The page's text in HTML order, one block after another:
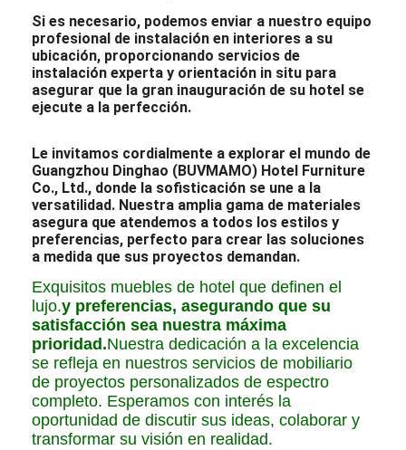
Si es necesario, podemos enviar a nuestro equipo
profesional de instalación en interiores a su
ubicación, proporcionando servicios de
instalación experta y orientación in situ para
asegurar que la gran inauguración de su hotel se
ejecute a la perfección.
Le invitamos cordialmente a explorar el mundo de
Guangzhou Dinghao (BUVMAMO) Hotel Furniture
Co., Ltd., donde la sofisticación se une a la
versatilidad. Nuestra amplia gama de materiales
asegura que atendemos a todos los estilos y
preferencias, perfecto para crear las soluciones
a medida que sus proyectos demandan.
Exquisitos muebles de hotel que definen el
lujo.y preferencias, asegurando que su
satisfacción sea nuestra máxima
prioridad.Nuestra dedicación a la excelencia
se refleja en nuestros servicios de mobiliario
de proyectos personalizados de espectro
completo. Esperamos con interés la
oportunidad de discutir sus ideas, colaborar y
transformar su visión en realidad.